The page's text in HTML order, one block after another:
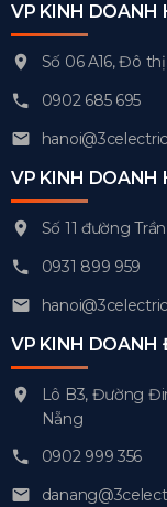
VP KINH DOANH
Số 06 A16, Đô
0902 685 695
VP KINH DOANH
Số 11 đường
0931 899 959
VP KINH DOANH
Lô B3, Đường
Nẵng
0902 999 356